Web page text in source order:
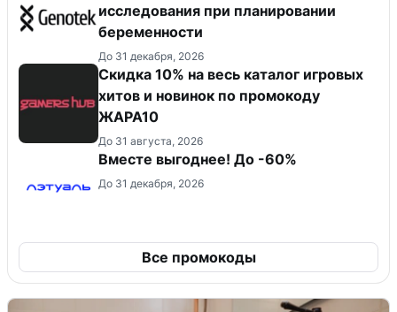
исследования при планировании
беременности
До 31 декабря, 2026
Скидка 10% на весь каталог игровых
хитов и новинок по промокоду
ЖАРА10
До 31 августа, 2026
Вместе выгоднее! До -60%
До 31 декабря, 2026
Все промокоды